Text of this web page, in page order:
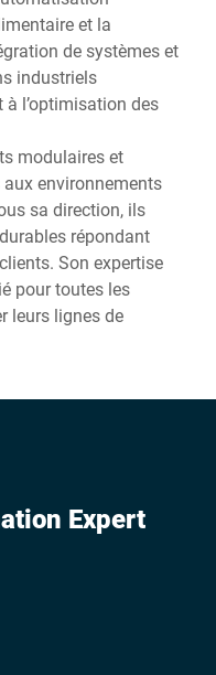
et la
de systèmes et
industriels
l’optimisation des
modulaires et
environnements
sa direction, ils
répondant
Son expertise
pour toutes les
leurs lignes de
Expert